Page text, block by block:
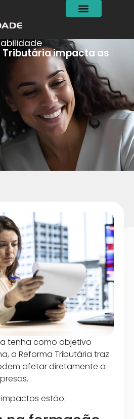
Tributária impacta as
tenha como objetivo
a Reforma Tributária traz
afetar diretamente a
estão: